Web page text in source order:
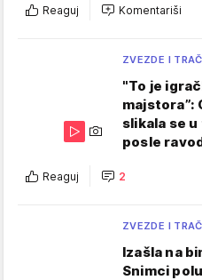
Reaguj Komentariši
ZVEZDE I
"To je
majstora”:
slikala se
posle
Reaguj 2
ZVEZDE I
Izašla na
Snimci